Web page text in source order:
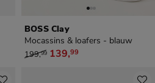
BOSS Clay
Mocassins & loafers - blauw
van € 199,99 voor € 139,99
199,99 139,99